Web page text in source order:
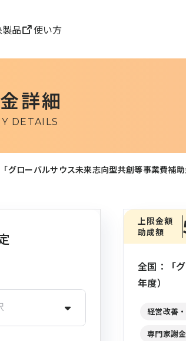
品 使い方
詳細
DETAILS
「グローバルサウス未来志向型共創等事業費補
上限金額
助成額
全国：「
年度）
経営改善
専門家謝金